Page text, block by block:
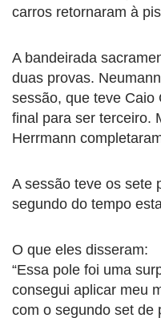
carros retornaram à
A bandeirada
duas provas.
sessão, que teve Caio
final para ser terceiro.
Herrmann
A sessão teve os sete
segundo do tempo
O que eles disseram:
“Essa pole foi uma
consegui aplicar meu
com o segundo set de